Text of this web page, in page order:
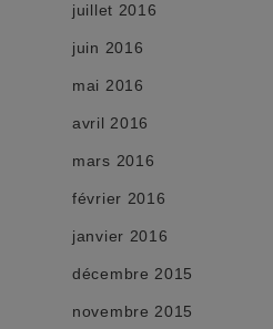
juillet 2016
juin 2016
mai 2016
avril 2016
mars 2016
février 2016
janvier 2016
décembre 2015
novembre 2015